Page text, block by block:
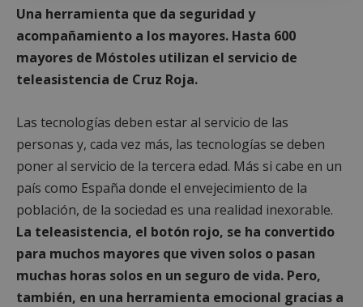
Una herramienta que da seguridad y
acompañamiento a los mayores. Hasta 600
mayores de Móstoles utilizan el servicio de
teleasistencia de Cruz Roja.
Las tecnologías deben estar al servicio de las
personas y, cada vez más, las tecnologías se deben
poner al servicio de la tercera edad. Más si cabe en un
país como España donde el envejecimiento de la
población, de la sociedad es una realidad inexorable.
La teleasistencia, el botón rojo, se ha convertido
para muchos mayores que viven solos o pasan
muchas horas solos en un seguro de vida. Pero,
también, en una herramienta emocional gracias a